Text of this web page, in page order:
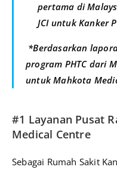
pertama di
JCI untuk Kanker
*Berdasarkan
program PHTC dari
untuk Mahkota
#1 Layanan Pusat
Medical Centre
Sebagai Rumah Sakit